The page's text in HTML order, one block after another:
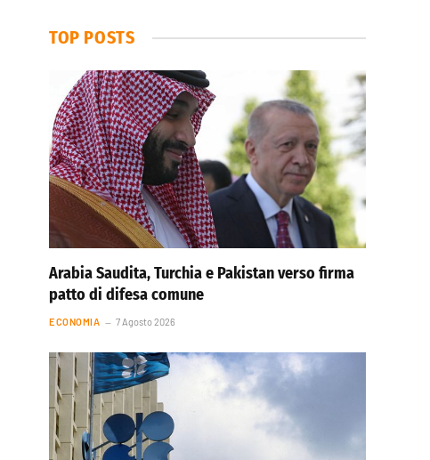
TOP POSTS
Arabia Saudita, Turchia e Pakistan verso firma
patto di difesa comune
ECONOMIA 7 Agosto 2026